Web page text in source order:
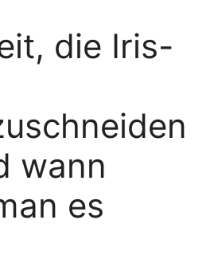
die Iris-
wann
es